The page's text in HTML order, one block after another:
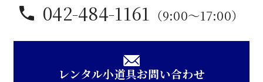
042-484-1161 （9:00〜17:00）
レンタル小道具お問い合わせ